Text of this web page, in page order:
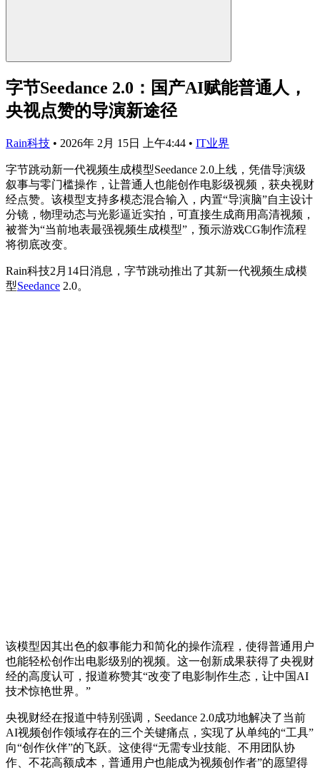
字节Seedance 2.0：国产AI赋能普通人，
央视点赞的导演新途径
Rain科技 • 2026年 2月 15日 上午4:44 • IT业界
字节跳动新一代视频生成模型Seedance 2.0上线，凭借导演级
叙事与零门槛操作，让普通人也能创作电影级视频，获央视财
经点赞。该模型支持多模态混合输入，内置“导演脑”自主设计
分镜，物理动态与光影逼近实拍，可直接生成商用高清视频，
被誉为“当前地表最强视频生成模型”，预示游戏CG制作流程
将彻底改变。
Rain科技2月14日消息，字节跳动推出了其新一代视频生成模
型Seedance 2.0。
该模型因其出色的叙事能力和简化的操作流程，使得普通用户
也能轻松创作出电影级别的视频。这一创新成果获得了央视财
经的高度认可，报道称赞其“改变了电影制作生态，让中国AI
技术惊艳世界。”
央视财经在报道中特别强调，Seedance 2.0成功地解决了当前
AI视频创作领域存在的三个关键痛点，实现了从单纯的“工具”
向“创作伙伴”的飞跃。这使得“无需专业技能、不用团队协
作、不花高额成本，普通用户也能成为视频创作者”的愿望得